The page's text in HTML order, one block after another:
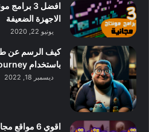
افضل 3
الاجهزة الضعيفة
يونيو 22, 2020
كيف الرسم عن
باستخدام midjourney شرح مفصل
ديسمبر 18, 2022
اقوي 6 مواقع مجانية للرسم بالذكاء الاصطناعي